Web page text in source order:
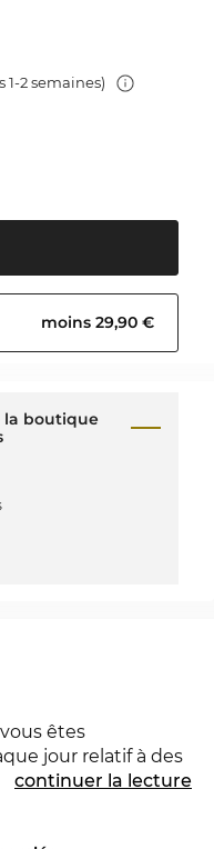
1-2 semaines)
moins 29,90 €
la boutique
êtes
jour relatif à des
dans le
continuer la lecture